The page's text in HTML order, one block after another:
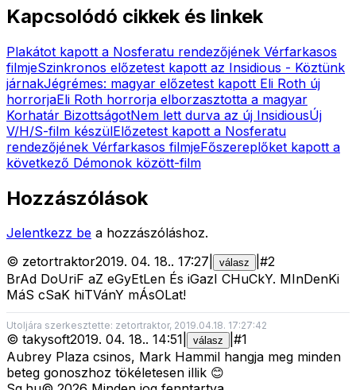
Kapcsolódó cikkek és linkek
Plakátot kapott a Nosferatu rendezőjének Vérfarkasos
filmjeSzinkronos előzetest kapott az Insidious - Köztünk
járnakJégrémes: magyar előzetest kapott Eli Roth új
horrorjaEli Roth horrorja elborzasztotta a magyar
Korhatár BizottságotNem lett durva az új InsidiousÚj
V/H/S-film készülElőzetest kapott a Nosferatu
rendezőjének Vérfarkasos filmjeFőszereplőket kapott a
következő Démonok között-film
Hozzászólások
Jelentkezz be a hozzászóláshoz.
© zetortraktor2019. 04. 18.. 17:27 válasz #2
BrAd DoUriF aZ eGyEtLen És iGazI CHuCkY. MInDenKi
MáS cSaK hiTVánY mÁsOLat!
Utoljára szerkesztette: zetortraktor, 2019.04.18. 17:27:42
© takysoft2019. 04. 18.. 14:51 válasz #1
Aubrey Plaza csinos, Mark Hammil hangja meg minden
beteg gonoszhoz tökéletesen illik 😊